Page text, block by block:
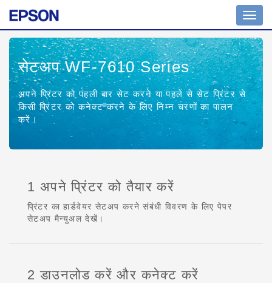
सेटअप WF-7610 Series
अपने प्रिंटर को पहली बार सेट करने या पहले से सेट प्रिंटर से
किसी प्रिंटर को कनेक्ट करने के लिए निम्न चरणों का पालन
करें।
1 अपने प्रिंटर को तैयार करें
प्रिंटर का हार्डवेयर सेटअप करने संबंधी विवरण के लिए पेपर
सेटअप मैन्युअल देखें।
2 डाउनलोड करें और कनेक्ट करें